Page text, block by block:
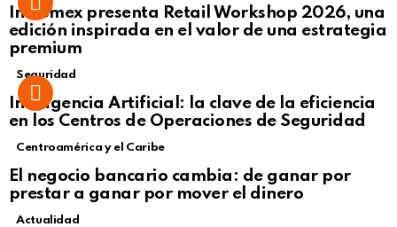
Intcomex presenta Retail Workshop 2026, una
edición inspirada en el valor de una estrategia
premium
Seguridad
Inteligencia Artificial: la clave de la eficiencia
en los Centros de Operaciones de Seguridad
Centroamérica y el Caribe
El negocio bancario cambia: de ganar por
prestar a ganar por mover el dinero
Actualidad